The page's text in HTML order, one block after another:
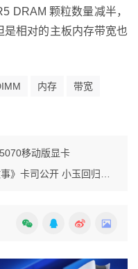
DRAM 颗粒数量减半，
相对的主板内存带宽也
内存 带宽
移动版显卡
司公开 小玉回归布偶装